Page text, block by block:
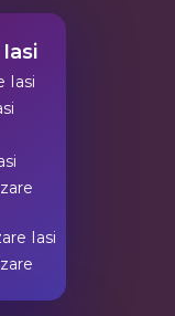
Iasi
Iasi